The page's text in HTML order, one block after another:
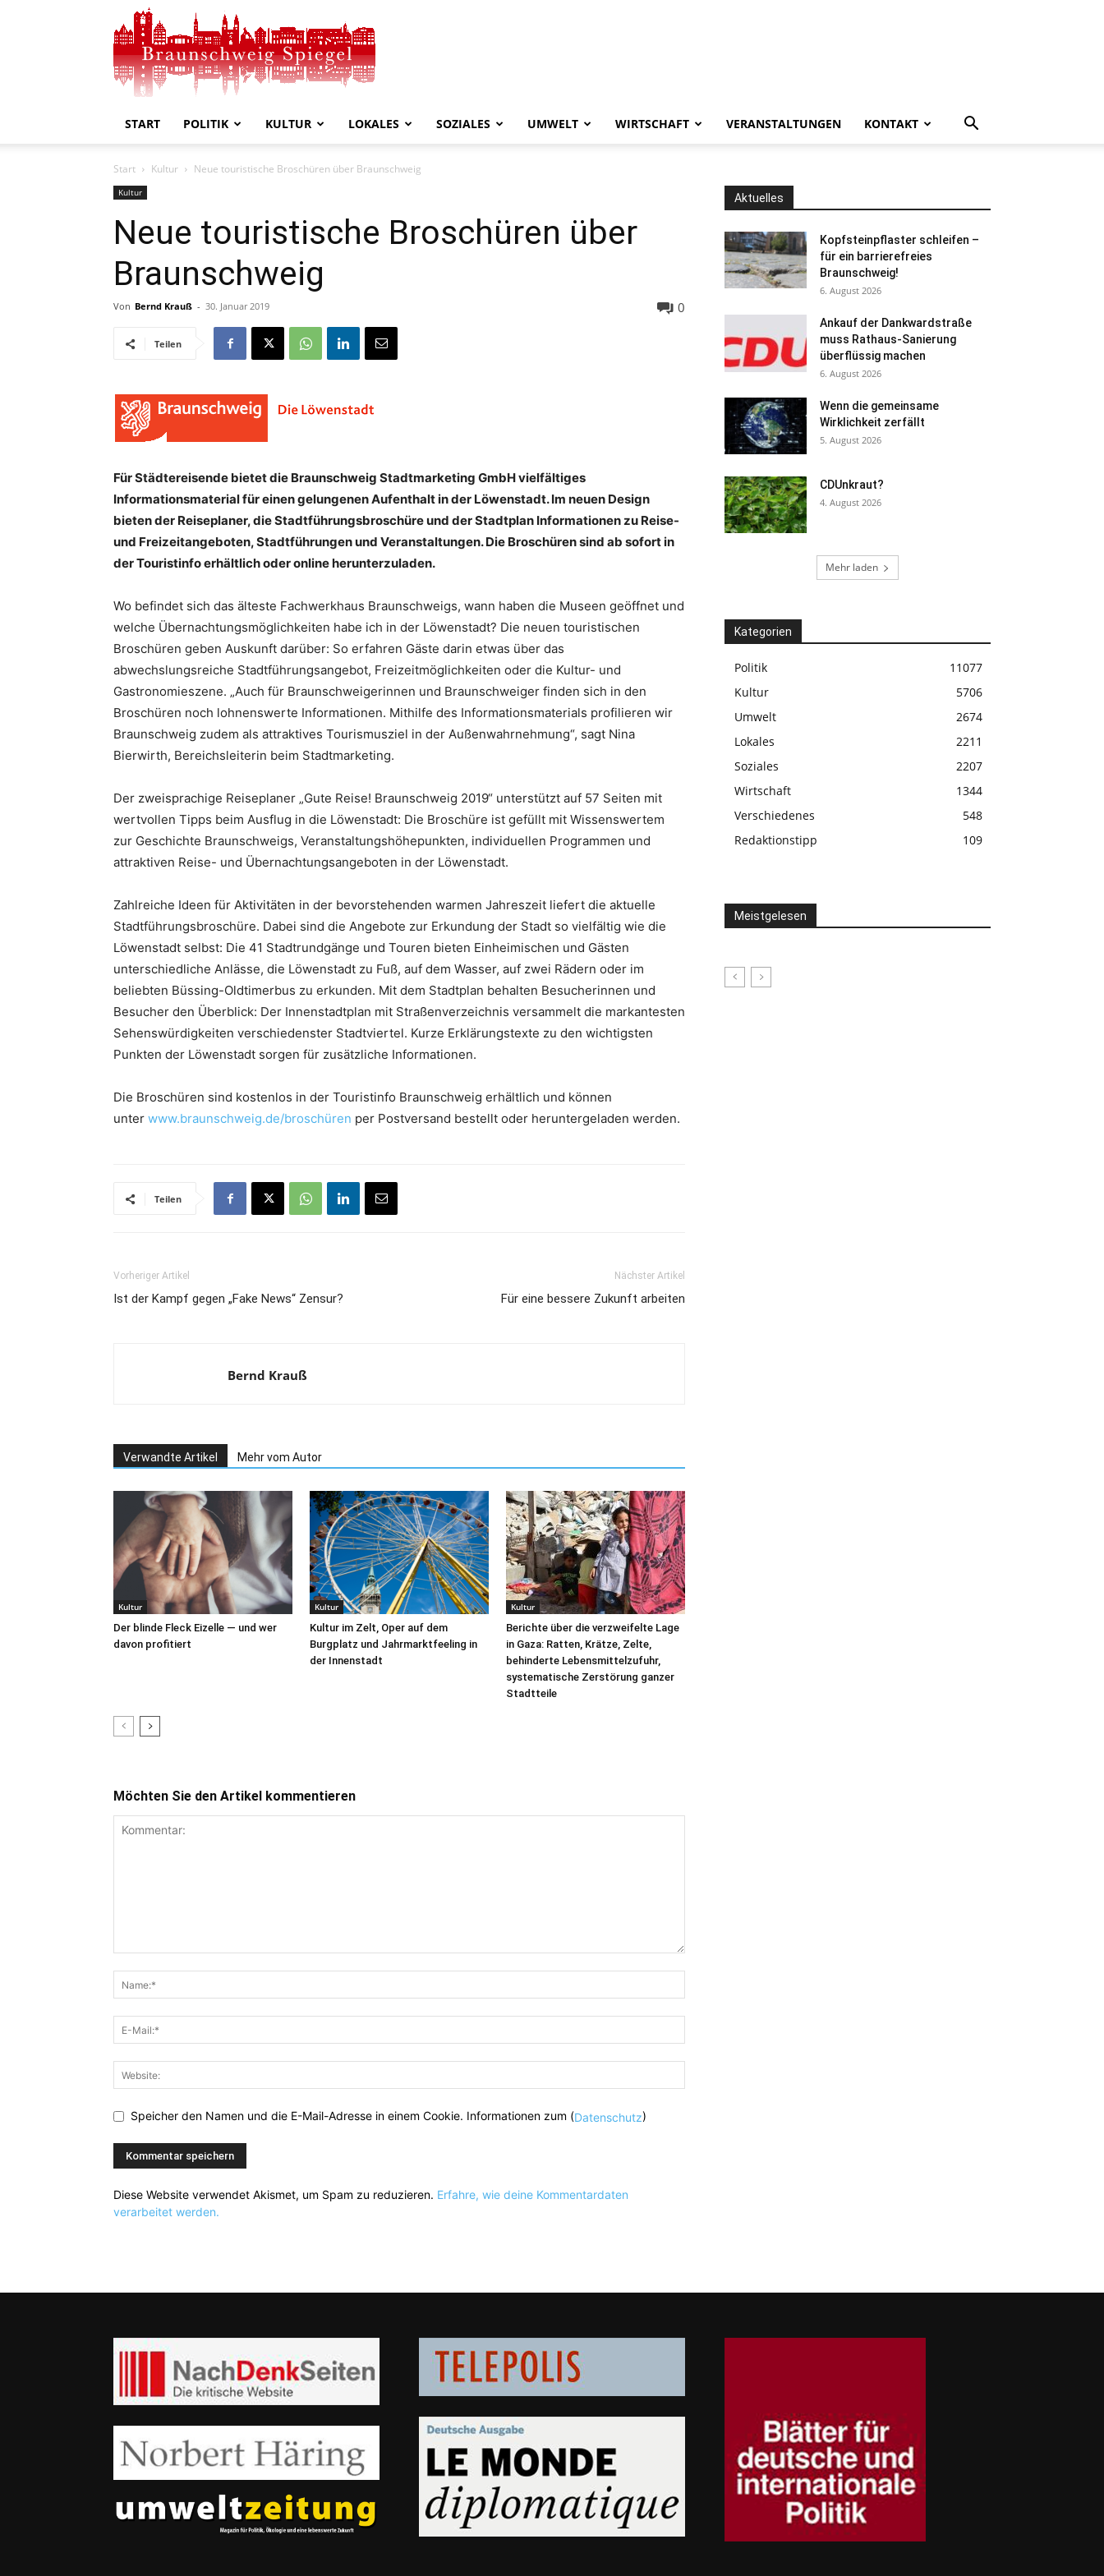
Spiegel
START POLITIK KULTUR LOKALES SOZIALES UMWELT WIRTSCHAFT VERANSTALTUNGEN KONTAKT
Start Kultur Neue touristische Broschüren über Braunschweig
Kultur
Neue touristische Broschüren über
Braunschweig
Von Bernd Krauß - 30. Januar 2019 0
Teilen
Für Städtereisende bietet die Braunschweig Stadtmarketing GmbH vielfältiges
Informationsmaterial für einen gelungenen Aufenthalt in der Löwenstadt. Im neuen Design
bieten der Reiseplaner, die Stadtführungsbroschüre und der Stadtplan Informationen zu Reise-
und Freizeitangeboten, Stadtführungen und Veranstaltungen. Die Broschüren sind ab sofort in
der Touristinfo erhältlich oder online herunterzuladen.
Wo befindet sich das älteste Fachwerkhaus Braunschweigs, wann haben die Museen geöffnet und
welche Übernachtungsmöglichkeiten habe ich in der Löwenstadt? Die neuen touristischen
Broschüren geben Auskunft darüber: So erfahren Gäste darin etwas über das
abwechslungsreiche Stadtführungsangebot, Freizeitmöglichkeiten oder die Kultur- und
Gastronomieszene. „Auch für Braunschweigerinnen und Braunschweiger finden sich in den
Broschüren noch lohnenswerte Informationen. Mithilfe des Informationsmaterials profilieren wir
Braunschweig zudem als attraktives Tourismusziel in der Außenwahrnehmung“, sagt Nina
Bierwirth, Bereichsleiterin beim Stadtmarketing.
Der zweisprachige Reiseplaner „Gute Reise! Braunschweig 2019“ unterstützt auf 57 Seiten mit
wertvollen Tipps beim Ausflug in die Löwenstadt: Die Broschüre ist gefüllt mit Wissenswertem
zur Geschichte Braunschweigs, Veranstaltungshöhepunkten, individuellen Programmen und
attraktiven Reise- und Übernachtungsangeboten in der Löwenstadt.
Zahlreiche Ideen für Aktivitäten in der bevorstehenden warmen Jahreszeit liefert die aktuelle
Stadtführungsbroschüre. Dabei sind die Angebote zur Erkundung der Stadt so vielfältig wie die
Löwenstadt selbst: Die 41 Stadtrundgänge und Touren bieten Einheimischen und Gästen
unterschiedliche Anlässe, die Löwenstadt zu Fuß, auf dem Wasser, auf zwei Rädern oder im
beliebten Büssing-Oldtimerbus zu erkunden. Mit dem Stadtplan behalten Besucherinnen und
Besucher den Überblick: Der Innenstadtplan mit Straßenverzeichnis versammelt die markantesten
Sehenswürdigkeiten verschiedenster Stadtviertel. Kurze Erklärungstexte zu den wichtigsten
Punkten der Löwenstadt sorgen für zusätzliche Informationen.
Die Broschüren sind kostenlos in der Touristinfo Braunschweig erhältlich und können
unter www.braunschweig.de/broschüren per Postversand bestellt oder heruntergeladen werden.
Teilen
Vorheriger Artikel
Ist der Kampf gegen „Fake News“ Zensur?
Nächster Artikel
Für eine bessere Zukunft arbeiten
Bernd Krauß
Verwandte Artikel Mehr vom Autor
Kultur
Der blinde Fleck Eizelle — und wer
davon profitiert
Kultur
Kultur im Zelt, Oper auf dem
Burgplatz und Jahrmarktfeeling in
der Innenstadt
Kultur
Berichte über die verzweifelte Lage
in Gaza: Ratten, Krätze, Zelte,
behinderte Lebensmittelzufuhr,
systematische Zerstörung ganzer
Stadtteile
Möchten Sie den Artikel kommentieren
Speicher den Namen und die E-Mail-Adresse in einem Cookie. Informationen zum (Datenschutz)
Diese Website verwendet Akismet, um Spam zu reduzieren. Erfahre, wie deine Kommentardaten
verarbeitet werden.
Aktuelles
Kopfsteinpflaster schleifen –
für ein barrierefreies
Braunschweig!
6. August 2026
Ankauf der Dankwardstraße
muss Rathaus-Sanierung
überflüssig machen
6. August 2026
Wenn die gemeinsame
Wirklichkeit zerfällt
5. August 2026
CDUnkraut?
4. August 2026
Mehr laden
Kategorien
Politik
11077
Kultur
5706
Umwelt
2674
Lokales
2211
Soziales
2207
Wirtschaft
1344
Verschiedenes
548
Redaktionstipp
109
Meistgelesen